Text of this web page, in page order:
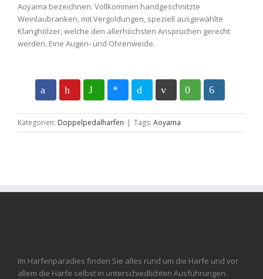
Aoyama bezeichnen. Vollkommen handgeschnitzte
Weinlaubranken, mit Vergoldungen, speziell ausgewählte
Klanghölzer, welche den allerhöchsten Ansprüchen gerecht
werden. Eine Augen- und Ohrenweide.
Kategorien: Doppelpedalharfen | Tags: Aoyama
Im Harfenparadies finden Sie alles rund um die Harfe und vor
allem die Harfe selbst in unterschiedlichten Ausführungen.